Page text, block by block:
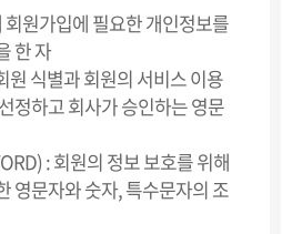
회원가입에 필요한 개인정보를
한 자
원 식별과 회원의 서비스 이용
정하고 회사가 승인하는 영문
: 회원의 정보 보호를 위해
영문자와 숫자, 특수문자의 조